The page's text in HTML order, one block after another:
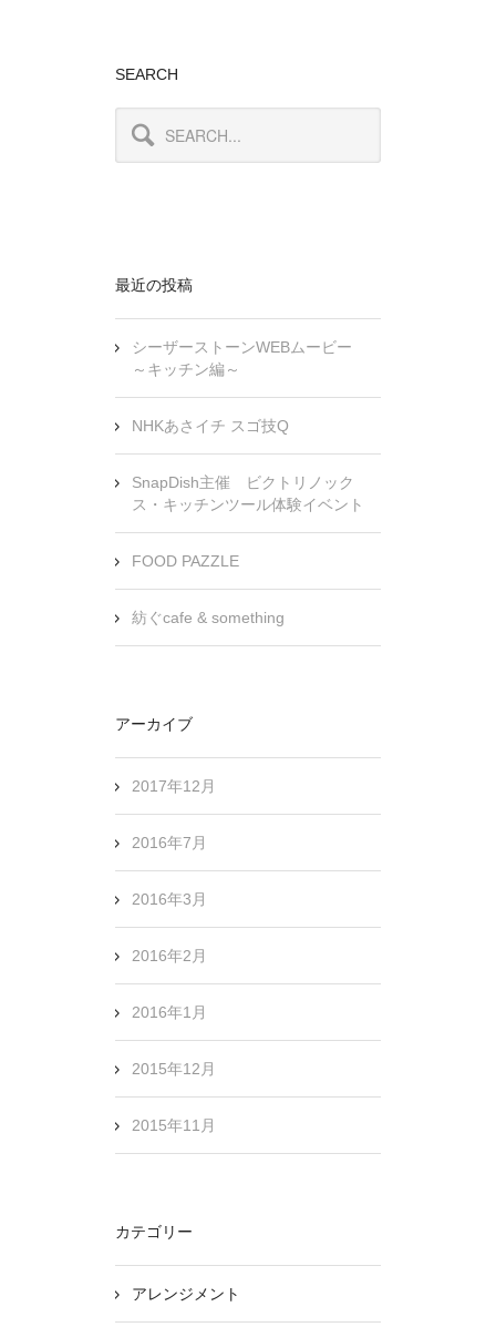
SEARCH
最近の投稿
シーザーストーンWEBムービー
～キッチン編～
NHKあさイチ スゴ技Q
SnapDish主催 ビクトリノック
ス・キッチンツール体験イベント
FOOD PAZZLE
紡ぐcafe & something
アーカイブ
2017年12月
2016年7月
2016年3月
2016年2月
2016年1月
2015年12月
2015年11月
カテゴリー
アレンジメント